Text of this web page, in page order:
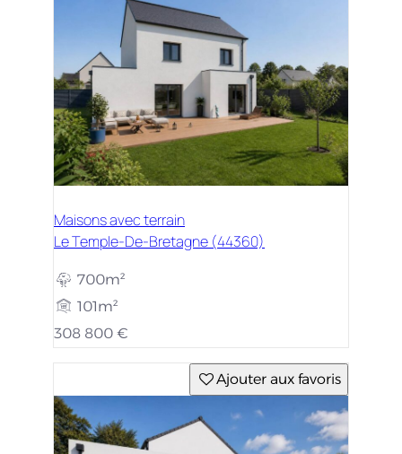
Maisons avec terrain
Le Temple-De-Bretagne (44360)
700m²
101m²
308 800 €
Ajouter aux favoris